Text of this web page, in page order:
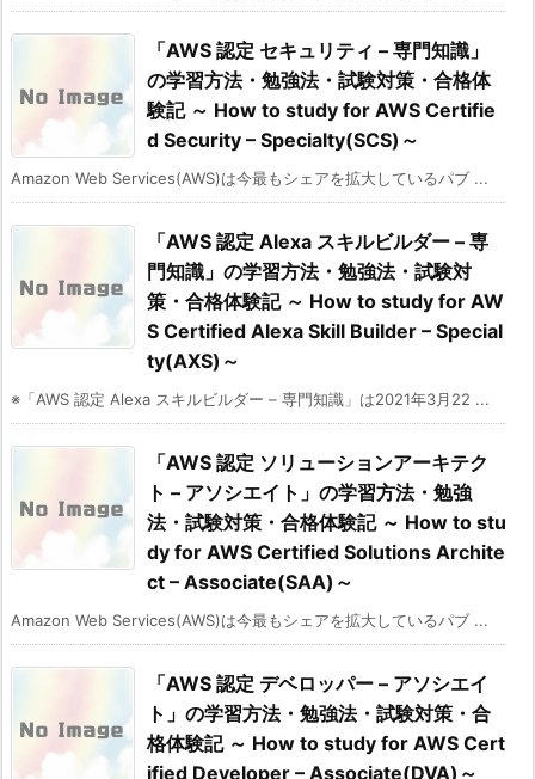
「AWS 認定 セキュリティ – 専門知識」
の学習方法・勉強法・試験対策・合格体
験記 ～ How to study for AWS Certifie
d Security – Specialty(SCS)～
Amazon Web Services(AWS)は今最もシェアを拡大しているパブ ...
「AWS 認定 Alexa スキルビルダー – 専
門知識」の学習方法・勉強法・試験対
策・合格体験記 ～ How to study for AW
S Certified Alexa Skill Builder – Special
ty(AXS)～
※「AWS 認定 Alexa スキルビルダー – 専門知識」は2021年3月22 ...
「AWS 認定 ソリューションアーキテク
ト – アソシエイト」の学習方法・勉強
法・試験対策・合格体験記 ～ How to stu
dy for AWS Certified Solutions Archite
ct – Associate(SAA)～
Amazon Web Services(AWS)は今最もシェアを拡大しているパブ ...
「AWS 認定 デベロッパー – アソシエイ
ト」の学習方法・勉強法・試験対策・合
格体験記 ～ How to study for AWS Cert
ified Developer – Associate(DVA)～